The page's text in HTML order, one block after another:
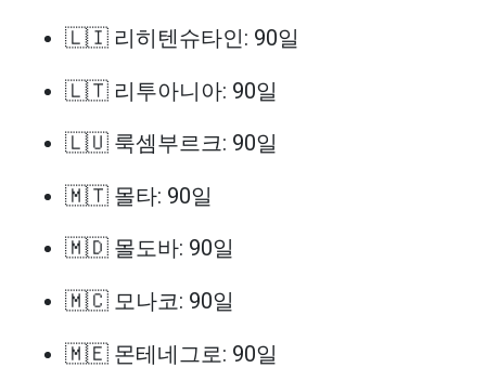
🇱🇮 리히텐슈타인: 90일
🇱🇹 리투아니아: 90일
🇱🇺 룩셈부르크: 90일
🇲🇹 몰타: 90일
🇲🇩 몰도바: 90일
🇲🇨 모나코: 90일
🇲🇪 몬테네그로: 90일